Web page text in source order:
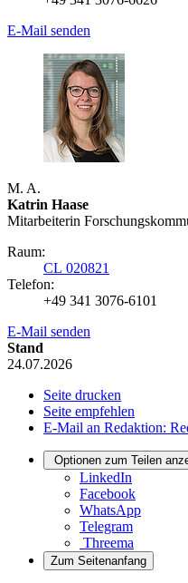
E-Mail senden
M. A.
Katrin Haase
Mitarbeiterin
Raum:
CL 020821
Telefon:
+49 341 3076-6101
E-Mail senden
Stand
24.07.2026
Seite drucken
Seite empfehlen
E-Mail an Redaktion:
Optionen zum Teilen
LinkedIn
Facebook
WhatsApp
Telegram
Threema
Zum Seitenanfang